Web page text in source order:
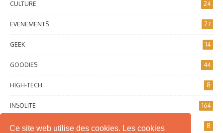
Ce site web utilise des cookies. Les cookies
CULTURE 24
EVENEMENTS 27
GEEK 14
GOODIES 44
HIGH-TECH 8
INSOLITE 164
INTERNET 8